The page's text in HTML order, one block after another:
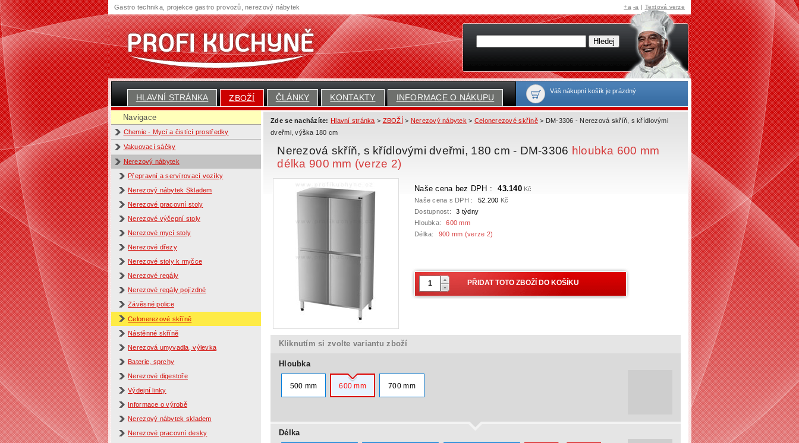
HLAVNÍ STRÁNKA ZBOŽÍ ČLÁNKY KONTAKTY INFORMACE O NÁKUPU
Váš nákupní košík je prázdný
Navigace
Chemie - Mycí a čistící prostředky
Vakuovací sáčky
Nerezový nábytek
Přepravní a servírovací vozíky
Nerezový nábytek Skladem
Nerezové pracovní stoly
Nerezové výčepní stoly
Nerezové mycí stoly
Nerezové dřezy
Nerezové stoly k myčce
Nerezové regály
Nerezové regály pojízdné
Závěsné police
Celonerezové skříně
Nástěnné skříně
Nerezová umyvadla, výlevka
Baterie, sprchy
Nerezové digestoře
Výdejní linky
Informace o výrobě
Nerezový nábytek skladem
Nerezové pracovní desky
Zde se nacházíte: Hlavní stránka > ZBOŽÍ > Nerezový nábytek > Celonerezové skříně> DM-3306 - Nerezová skříň, s křídlovými
dveřmi, výška 180 cm
Nerezová skříň, s křídlovými dveřmi, 180 cm - DM-3306 hloubka 600 mm
délka 900 mm (verze 2)
Naše cena bez DPH : 43.140Kč
Naše cena s DPH :
52.200 Kč
Dostupnost:
3 týdny
Hloubka:
600 mm
Délka:
900 mm (verze 2)
Kliknutím si zvolte variantu zboží
Hloubka
500 mm 600 mm 700 mm
Délka
Gastro technika, projekce gastro provozů, nerezový nábytek +a -a | Textová verze